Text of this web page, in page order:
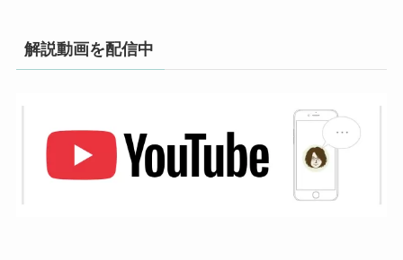
解説動画を配信中